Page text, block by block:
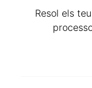
Resol els